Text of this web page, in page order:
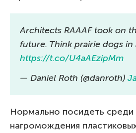
Architects RAAAF took on
future. Think prairie dogs in
https://t.co/U4aAEzipMm
— Daniel Roth (@danroth)
Нормально посидеть среди
нагромождения